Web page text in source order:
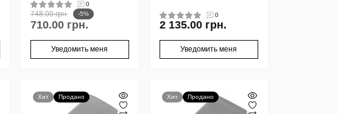
0
748.00 грн. -5%
710.00 грн.
Уведомить меня
0
2 135.00 грн.
Уведомить меня
Хит Продано Хит Продано